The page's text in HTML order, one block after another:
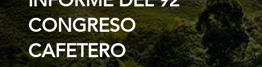
CONGRESO
CAFETERO